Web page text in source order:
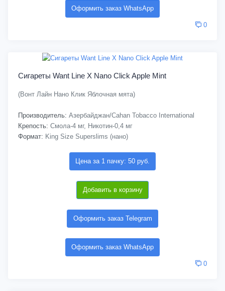
Оформить заказ WhatsApp
0
Сигареты Want Line X Nano Click Apple Mint
(Вонт Лайн Нано Клик Яблочная мята)
Производитель: Азербайджан/Cahan Tobacco International
Крепость: Смола-4 мг, Никотин-0,4 мг
Формат: King Size Superslims (нано)
Цена за 1 пачку: 50 руб.
Добавить в корзину
Оформить заказ Telegram
Оформить заказ WhatsApp
0